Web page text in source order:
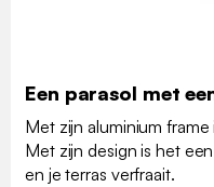
Een parasol met
Met zijn aluminium
Met zijn design is het
en je terras verfraait.